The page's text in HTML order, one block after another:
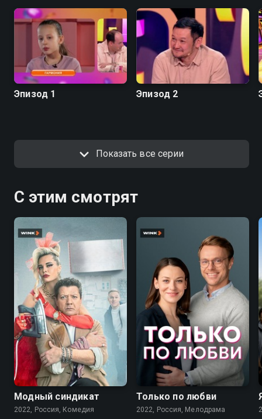
Эпизод 1 Эпизод 2
Показать все серии
С этим смотрят
7.6
Модный синдикат
2022, Россия, Комедия
Только по любви
2022, Россия, Мелодрама